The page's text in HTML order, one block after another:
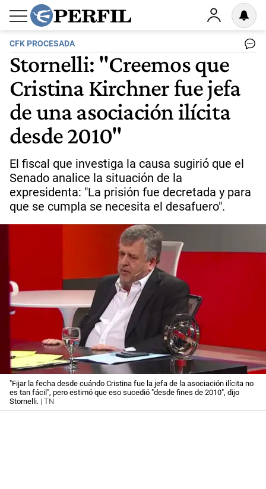
CFK PROCESADA
Stornelli: "Creemos que
Cristina Kirchner fue jefa
de una asociación ilícita
desde 2010"
El fiscal que investiga la causa sugirió que el
Senado analice la situación de la
expresidenta: "La prisión fue decretada y para
que se cumpla se necesita el desafuero".
"Fijar la fecha desde cuándo Cristina fue la jefa de la asociación ilícita no
es tan fácil", pero estimó que eso sucedió "desde fines de 2010", dijo
Stornelli. | TN